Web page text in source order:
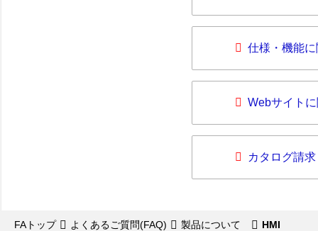
仕様・機能
Webサイト
カタログ請求
FAトップ よくあるご質問(FAQ) 製品について HMI